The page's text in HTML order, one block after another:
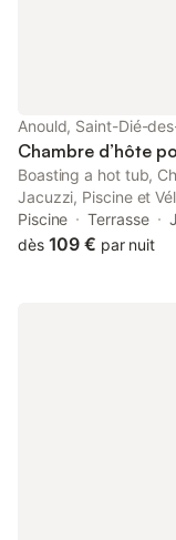
Anould, Saint-Dié-
Chambre d’hôte
Boasting a hot tub,
Jacuzzi, Piscine et
Anould. This
private parking.
Piscine Terrasse
dès 109 € par nuit